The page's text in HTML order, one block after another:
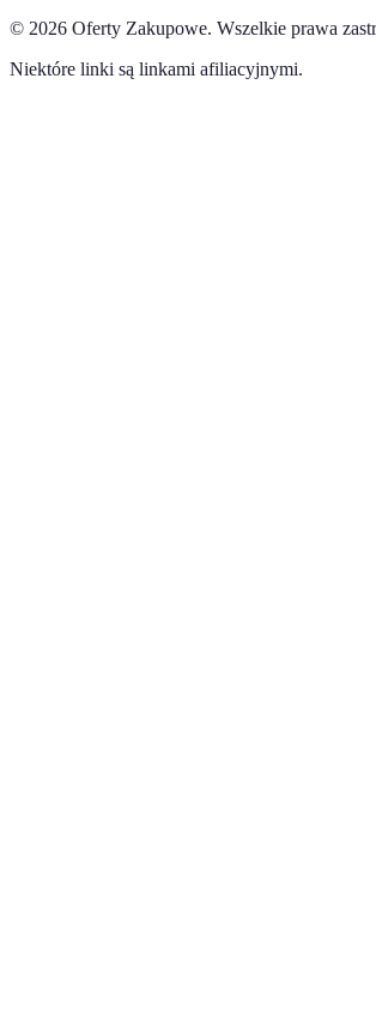
© 2026 Oferty Zakupowe. Wszelkie prawa
Niektóre linki są linkami afiliacyjnymi.